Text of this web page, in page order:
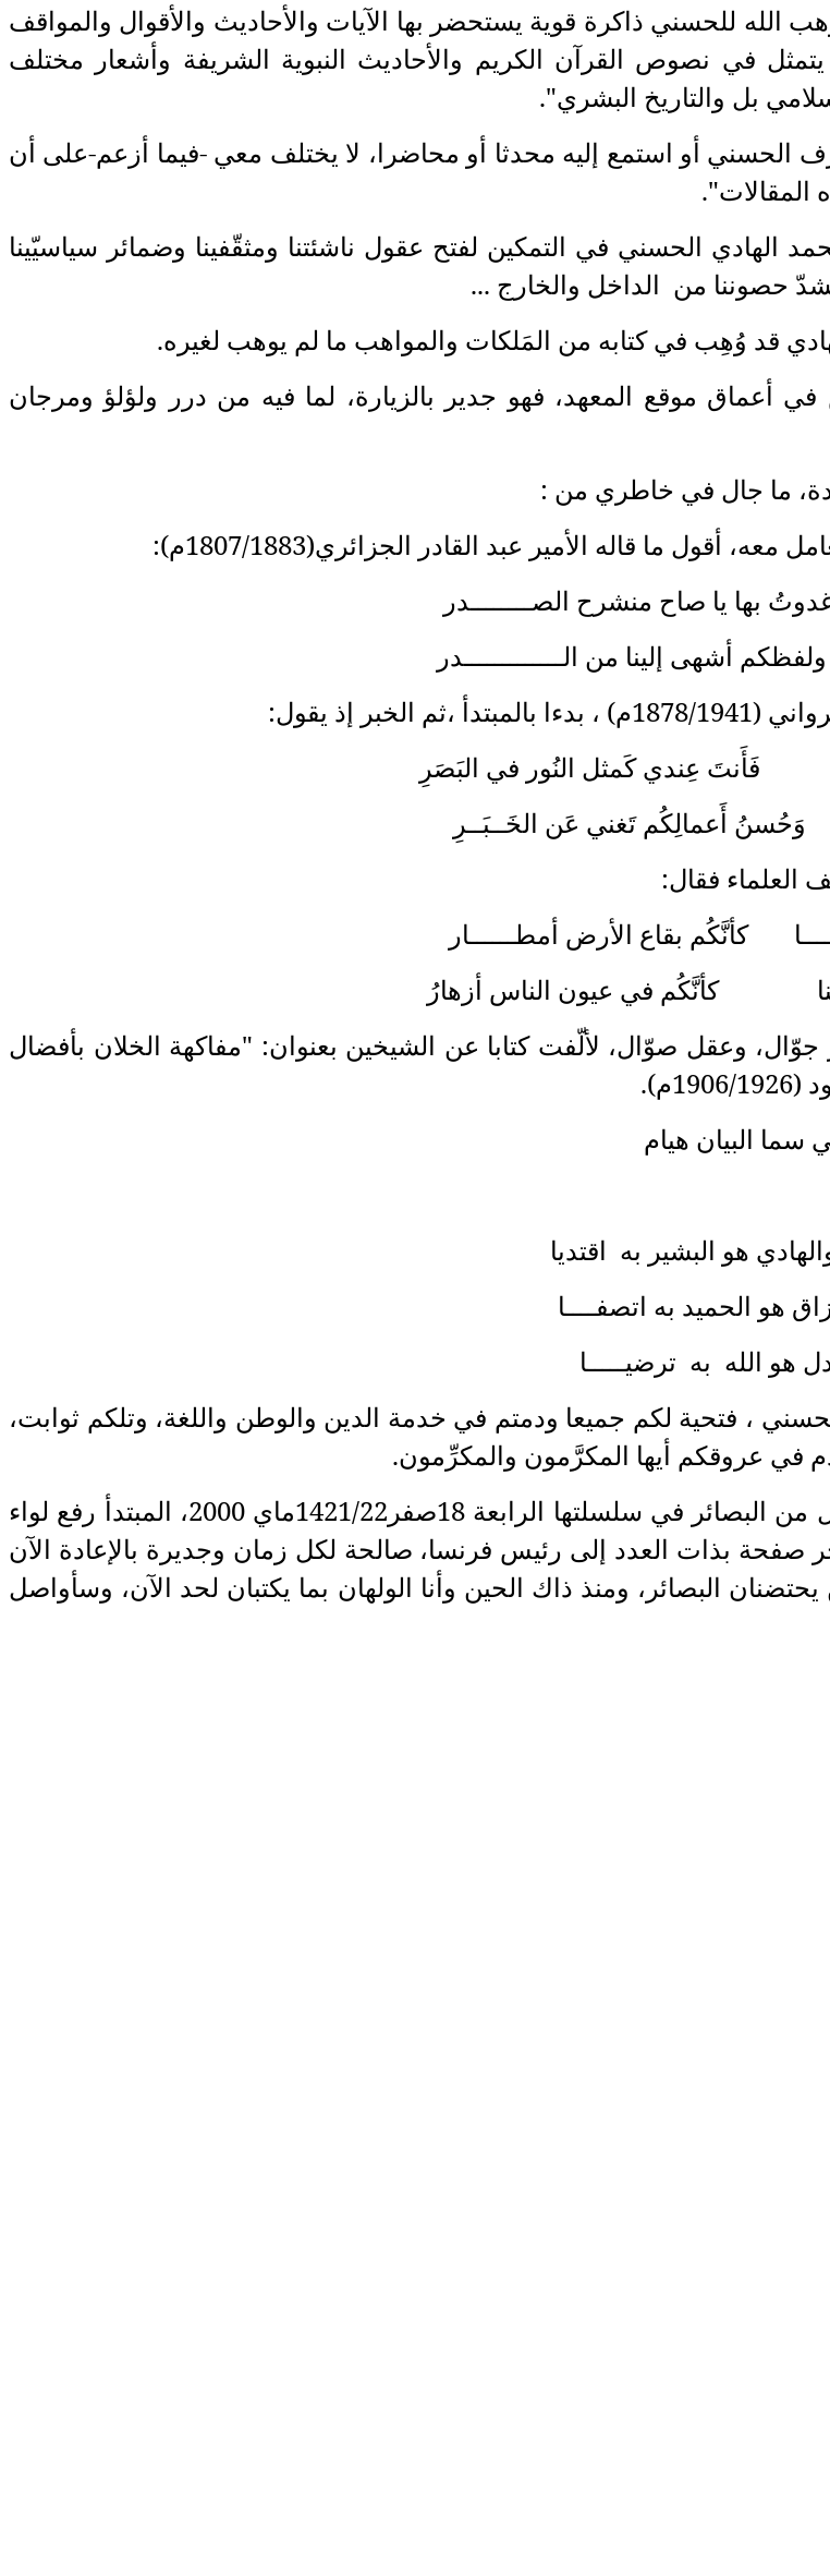
الله للحسني ذاكرة قوية يستحضر بها الآيات والأحاديث والأقوال والمواقف
في نصوص القرآن الكريم والأحاديث النبوية الشريفة وأشعار مختلف
بل والتاريخ البشري".
أو استمع إليه محدثا أو محاضرا، لا يختلف معي -فيما أزعم-على أن
الحسني في التمكين لفتح عقول ناشئتنا ومثقّفينا وضمائر سياسيّينا
لشدّ حصوننا من الداخل والخارج ...
قد وُهِب في كتابه من المَلكات والمواهب ما لم يوهب لغيره.
في أعماق موقع المعهد، فهو جدير بالزيارة، لما فيه من درر ولؤلؤ ومرجان
ما جال في خاطري من :
منشرح الصــــــــدر
من الـــــــــــــدر
كَمثل النُور في البَصَرِ
تَغني عَن الخَــبَــرِ
بقاع الأرض أمطــــــار
في عيون الناس أزهارُ
وعقل صوّال، لألّفت كتابا عن الشيخين بعنوان: "مفاكهة الخلان بأفضال
هيام
به اقتديا
به اتصفــــا
به ترضيـــــا
، فتحية لكم جميعا ودمتم في خدمة الدين والوطن واللغة، وتلكم ثوابت،
في عروقكم أيها المكرَّمون والمكرِّمون.
5-أما علاقتي بهما، علاقة قارئ بكاتب فمنذ صدور العدد الأول من البصائر في سلسلتها الرابعة 18صفر1421/22ماي 2000، المبتدأ رفع لواء
فرفع رسالة في آخر صفحة بذات العدد إلى رئيس فرنسا، صالحة لكل زمان وجديرة بالإعادة الآن
البصائر، ومنذ ذاك الحين وأنا الولهان بما يكتبان لحد الآن، وسأواصل